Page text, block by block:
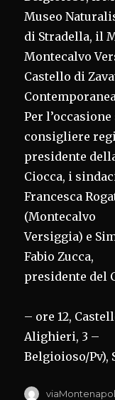
Museo
di Stradella, il
Montecalvo
Castello di
Per
consigliere
presidente
Ciocca, i
Francesca
(Montecalvo
Versiggia) e
Fabio Zucca,
presidente del
– ore 12,
Alighieri, 3 –
Belgioioso/Pv),
Autore